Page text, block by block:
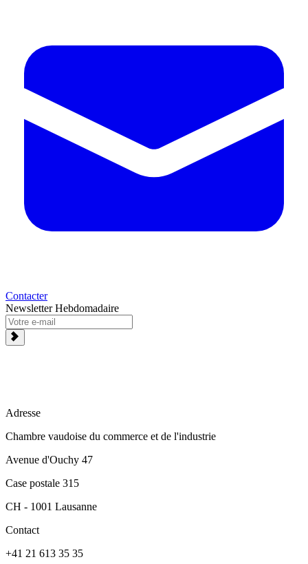
Contacter
Newsletter Hebdomadaire
Adresse
Chambre vaudoise du commerce et de l'industrie
Avenue d'Ouchy 47
Case postale 315
CH - 1001 Lausanne
Contact
+41 21 613 35 35